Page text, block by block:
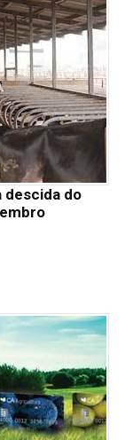
descida do